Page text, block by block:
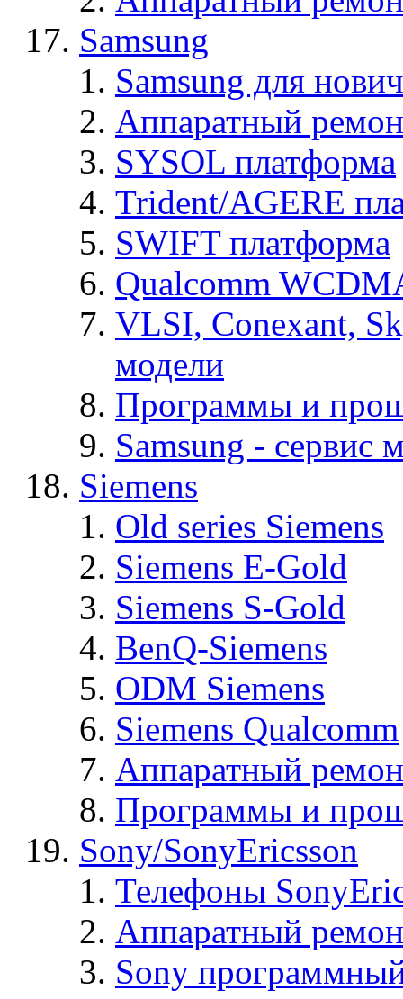
Samsung
Samsung для
Аппаратный
SYSOL платформа
Trident/AGERE
SWIFT платформа
Qualcomm
VLSI, Conexant,
модели
Программы и
Samsung - cервис
Siemens
Old series Siemens
Siemens E-Gold
Siemens S-Gold
BenQ-Siemens
ODM Siemens
Siemens Qualcomm
Аппаратный
Программы и
Sony/SonyEricsson
Телефоны
Аппаратный
Sony